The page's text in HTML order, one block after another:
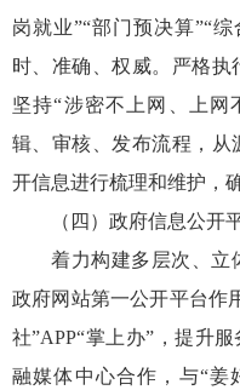
岗就业”“部门预决算”“
时、准确、权威。严格执
坚持“涉密不上网、上网
辑、审核、发布流程，从
开信息进行梳理和维护，
（四）政府信息公开
着力构建多层次、立
政府网站第一公开平台作
社”APP“掌上办”，提升
融媒体中心合作，与“姜